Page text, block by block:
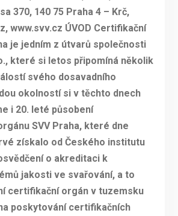
370, 140 75 Praha 4 – Krč,
www.svv.cz ÚVOD Certifikační
je jedním z útvarů společnosti
které si letos připomíná několik
svého dosavadního
okolností si v těchto dnech
i 20. leté působení
SVV Praha, které dne
získalo od Českého institutu
o akreditaci k
jakosti ve svařování, a to
certifikační orgán v tuzemsku
poskytování certifikačních